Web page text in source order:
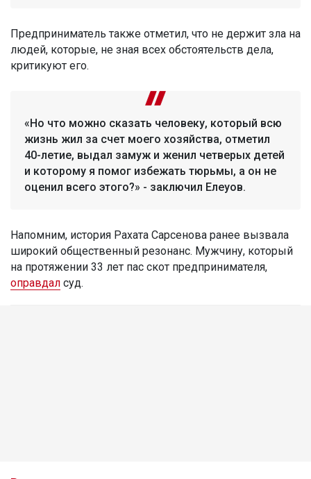
Предприниматель также отметил, что не держит зла на
людей, которые, не зная всех обстоятельств дела,
критикуют его.
«Но что можно сказать человеку, который всю
жизнь жил за счет моего хозяйства, отметил
40-летие, выдал замуж и женил четверых детей
и которому я помог избежать тюрьмы, а он не
оценил всего этого?» - заключил Елеуов.
Напомним, история Рахата Сарсенова ранее вызвала
широкий общественный резонанс. Мужчину, который
на протяжении 33 лет пас скот предпринимателя,
оправдал суд.